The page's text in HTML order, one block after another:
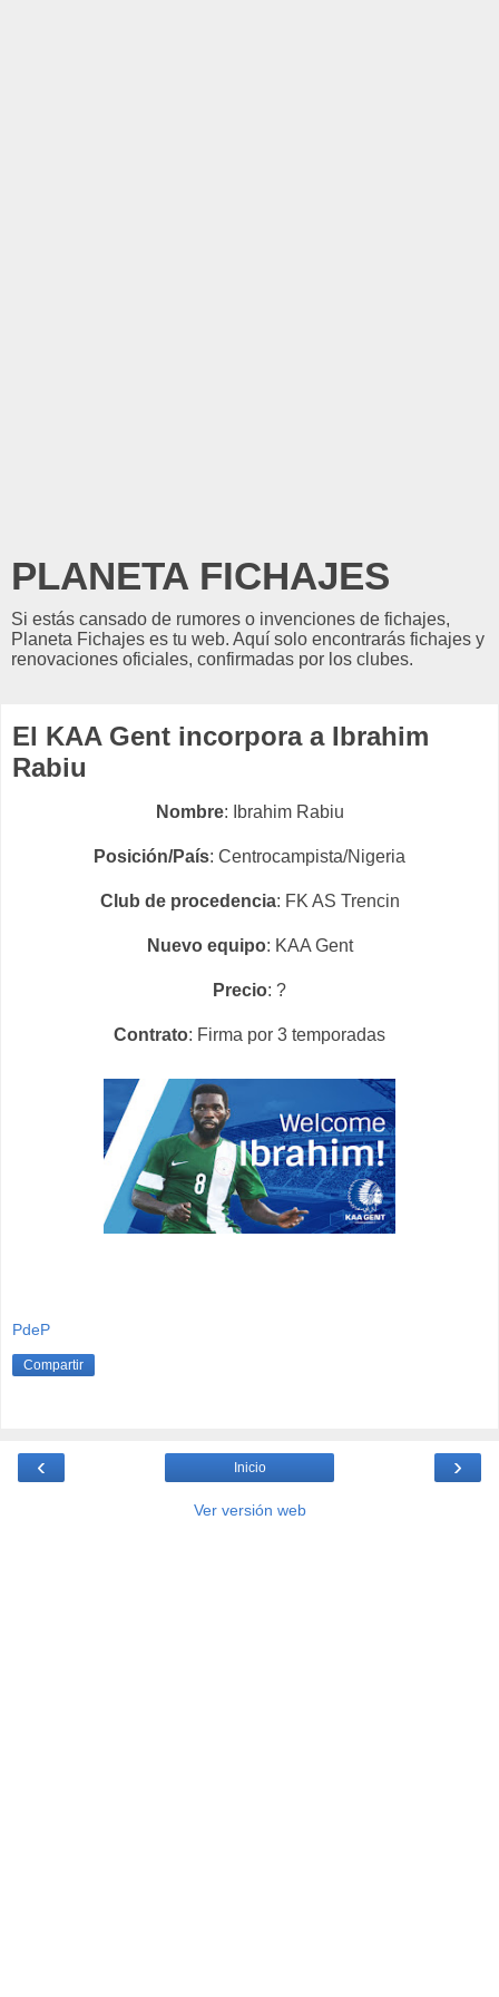
PLANETA FICHAJES
Si estás cansado de rumores o invenciones de fichajes,
Planeta Fichajes es tu web. Aquí solo encontrarás fichajes y
renovaciones oficiales, confirmadas por los clubes.
El KAA Gent incorpora a Ibrahim
Rabiu
Nombre: Ibrahim Rabiu
Posición/País: Centrocampista/Nigeria
Club de procedencia: FK AS Trencin
Nuevo equipo: KAA Gent
Precio: ?
Contrato: Firma por 3 temporadas
PdeP
Compartir
‹ ›
Inicio
Ver versión web